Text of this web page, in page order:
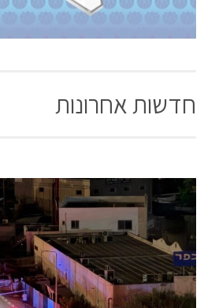
חדשות אחרונות